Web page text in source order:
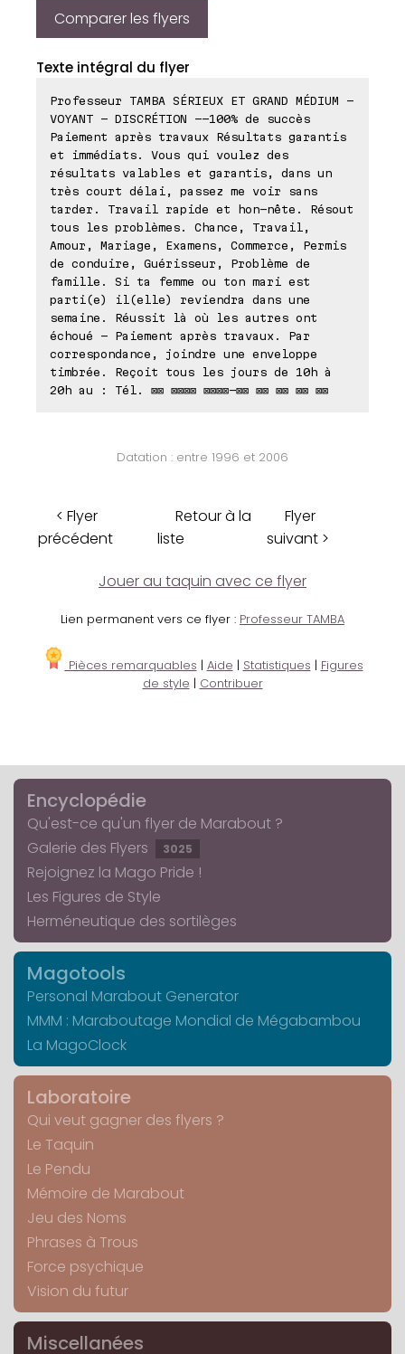
Comparer les flyers
Texte intégral du flyer
Professeur TAMBA SÉRIEUX ET GRAND MÉDIUM -
VOYANT - DISCRÉTION --100% de succès
Paiement après travaux Résultats garantis
et immédiats. Vous qui voulez des
résultats valables et garantis, dans un
très court délai, passez me voir sans
tarder. Travail rapide et hon-nête. Résout
tous les problèmes. Chance, Travail,
Amour, Mariage, Examens, Commerce, Permis
de conduire, Guérisseur, Problème de
famille. Si ta femme ou ton mari est
parti(e) il(elle) reviendra dans une
semaine. Réussit là où les autres ont
échoué - Paiement après travaux. Par
correspondance, joindre une enveloppe
timbrée. Reçoit tous les jours de 10h à
20h au : Tél. ⊠⊠ ⊠⊠⊠⊠ ⊠⊠⊠⊠-⊠⊠ ⊠⊠ ⊠⊠ ⊠⊠ ⊠⊠
Datation : entre 1996 et 2006
< Flyer
précédent
Retour à la
liste
Flyer
suivant >
Jouer au taquin avec ce flyer
Lien permanent vers ce flyer : Professeur TAMBA
Pièces remarquables | Aide | Statistiques | Figures
de style | Contribuer
Encyclopédie
Qu'est-ce qu'un flyer de Marabout ?
Galerie des Flyers
3025
Rejoignez la Mago Pride !
Les Figures de Style
Herméneutique des sortilèges
Magotools
Personal Marabout Generator
MMM : Maraboutage Mondial de Mégabambou
La MagoClock
Laboratoire
Qui veut gagner des flyers ?
Le Taquin
Le Pendu
Mémoire de Marabout
Jeu des Noms
Phrases à Trous
Force psychique
Vision du futur
Miscellanées